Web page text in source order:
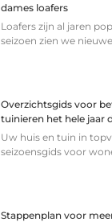
dames loafers
Loafers zijn al jaren
seizoen zien we
Overzichtsgids voor
tuinieren het hele jaar
Uw huis en tuin in
seizoensgids voor
Stappenplan voor